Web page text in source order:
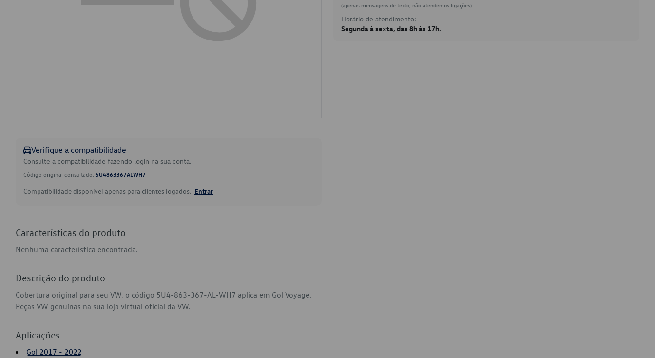
Verifique a compatibilidade
Consulte a compatibilidade fazendo login na sua conta.
Código original consultado: 5U4863367ALWH7
Compatibilidade disponível apenas para clientes logados. Entrar
Características do produto
Nenhuma característica encontrada.
Descrição do produto
Cobertura original para seu VW, o código 5U4-863-367-AL-WH7 aplica em Gol Voyage.
Peças VW genuínas na sua loja virtual oficial da VW.
Aplicações
Gol 2017 - 2022
(apenas mensagens de texto, não atendemos ligações)
Horário de atendimento:
Segunda à sexta, das 8h às 17h.